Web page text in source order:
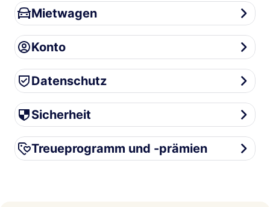
Mietwagen
Mietwagen
Konto
Konto
Datenschutz
Datenschutz
Sicherheit
Sicherheit
Treueprogramm und -prämien
Treueprogramm und -prämien